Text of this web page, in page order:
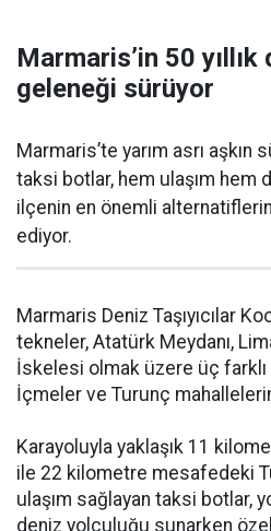
Marmaris’in 50 yıllık
geleneği sürüyor
Marmaris’te yarım asrı
taksi botlar, hem ulaşım hem
ilçenin en önemli
ediyor.
Marmaris Deniz Taşıyıcılar
tekneler, Atatürk Meydanı,
İskelesi olmak üzere üç
İçmeler ve Turunç
Karayoluyla yaklaşık 11
ile 22 kilometre mesafedeki
ulaşım sağlayan taksi botlar,
deniz yolculuğu sunarken